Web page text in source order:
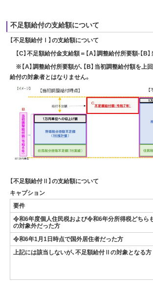
不足額給付の支給額について
【不足額給付Ⅰ】の支給額について
【C】不足額給付金支給額＝【A】調整給付所要額-【B
※【A】調整給付所要額が、【B】当初調整給付額を上
給付の対象者とはなりません。
【不足額給付Ⅱ】の支給額について
キャプション
要件
令和6年度個人住民税および令和6年分所得税どちら
の対象外だった方
令和6年1月1日時点で国外居住者だった方
上記には該当しないが、不足額給付Ⅱの対象となる方